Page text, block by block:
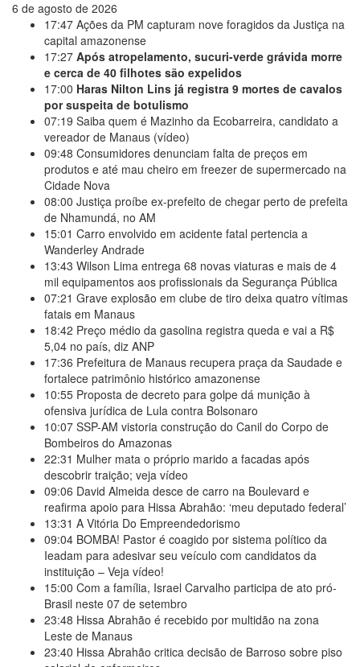
6 de agosto de 2026
17:47 Ações da PM capturam nove foragidos da Justiça na
capital amazonense
17:27 Após atropelamento, sucuri-verde grávida morre
e cerca de 40 filhotes são expelidos
17:00 Haras Nilton Lins já registra 9 mortes de cavalos
por suspeita de botulismo
07:19 Saiba quem é Mazinho da Ecobarreira, candidato a
vereador de Manaus (vídeo)
09:48 Consumidores denunciam falta de preços em
produtos e até mau cheiro em freezer de supermercado na
Cidade Nova
08:00 Justiça proíbe ex-prefeito de chegar perto de prefeita
de Nhamundá, no AM
15:01 Carro envolvido em acidente fatal pertencia a
Wanderley Andrade
13:43 Wilson Lima entrega 68 novas viaturas e mais de 4
mil equipamentos aos profissionais da Segurança Pública
07:21 Grave explosão em clube de tiro deixa quatro vítimas
fatais em Manaus
18:42 Preço médio da gasolina registra queda e vai a R$
5,04 no país, diz ANP
17:36 Prefeitura de Manaus recupera praça da Saudade e
fortalece patrimônio histórico amazonense
10:55 Proposta de decreto para golpe dá munição à
ofensiva jurídica de Lula contra Bolsonaro
10:07 SSP-AM vistoria construção do Canil do Corpo de
Bombeiros do Amazonas
22:31 Mulher mata o próprio marido a facadas após
descobrir traição; veja vídeo
09:06 David Almeida desce de carro na Boulevard e
reafirma apoio para Hissa Abrahão: ‘meu deputado federal’
13:31 A Vitória Do Empreendedorismo
09:04 BOMBA! Pastor é coagido por sistema político da
Ieadam para adesivar seu veículo com candidatos da
instituição – Veja vídeo!
15:00 Com a família, Israel Carvalho participa de ato pró-
Brasil neste 07 de setembro
23:48 Hissa Abrahão é recebido por multidão na zona
Leste de Manaus
23:40 Hissa Abrahão critica decisão de Barroso sobre piso